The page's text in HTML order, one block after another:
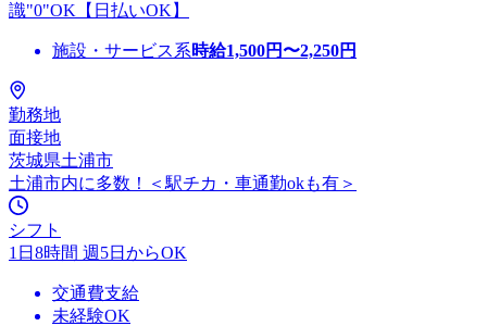
識"0"OK【日払いOK】
施設・サービス系時給1,500円〜2,250円
勤務地
面接地
茨城県土浦市
土浦市内に多数！＜駅チカ・車通勤okも有＞
シフト
1日8時間 週5日からOK
交通費支給
未経験OK